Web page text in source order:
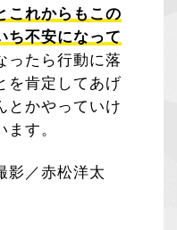
これからもこの
ち不安になって
ったら行動に落
を肯定してあげ
とかやっていけ
す。
影／赤松洋太